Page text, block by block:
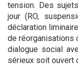
tension. Des
jour (RO,
déclaration
de réorganisations
dialogue social
sérieux soit ouvert